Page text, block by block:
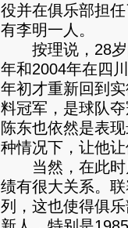
役并在俱乐部担
有李明一人。
按理说，28岁
年和2004年在四
年初才重新回到
料冠军，是球队
陈东也依然是表
种情况下，让他
当然，在此时
绩有很大关系。
列，这也使得俱